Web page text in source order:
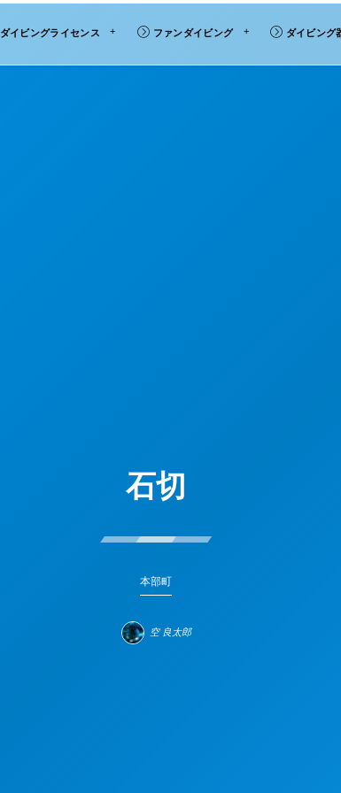
ダイビングライセンス ファンダイビング ダイビング
石切
本部町
空 良太郎